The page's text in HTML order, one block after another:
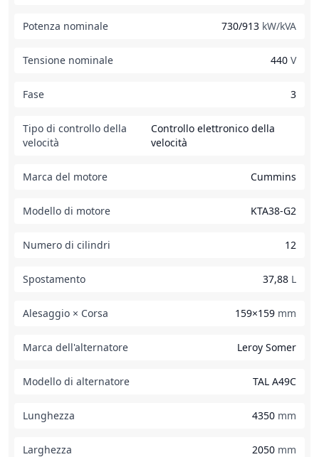
Potenza nominale 730/913 kW/kVA
Tensione nominale 440 V
Fase 3
Tipo di controllo della
velocità
Controllo elettronico della
velocità
Marca del motore Cummins
Modello di motore KTA38-G2
Numero di cilindri 12
Spostamento 37,88 L
Alesaggio × Corsa 159×159 mm
Marca dell'alternatore Leroy Somer
Modello di alternatore TAL A49C
Lunghezza 4350 mm
Larghezza 2050 mm